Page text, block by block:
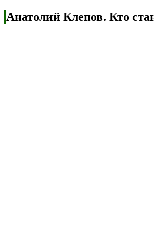
Анатолий Клепов. Кто